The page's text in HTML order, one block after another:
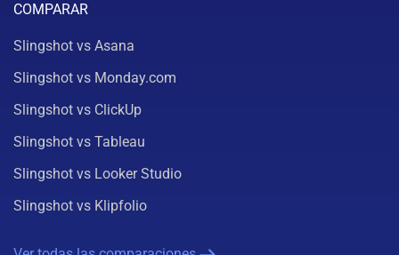
COMPARAR
Slingshot vs Asana
Slingshot vs Monday.com
Slingshot vs ClickUp
Slingshot vs Tableau
Slingshot vs Looker Studio
Slingshot vs Klipfolio